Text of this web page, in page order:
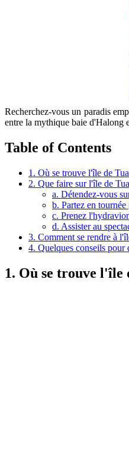
Recherchez-vous un paradis
entre la mythique baie d'Halong
Table of Contents
1. Où se trouve l'île de
2. Que faire sur l'île de
a. Détendez-vous
b. Partez en
c. Prenez
d. Assister au
3. Comment se rendre à
4. Quelques conseils pour
1. Où se trouve l'île